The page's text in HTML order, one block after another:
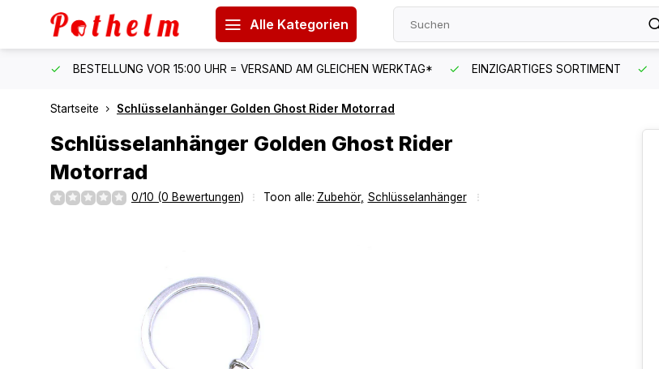
Alle Kategorien
BESTELLUNG VOR 15:00 UHR = VERSAND AM GLEICHEN WERKTAG* EINZIGARTIGES SORTIMENT
Startseite Schlüsselanhänger Golden Ghost Rider Motorrad
Schlüsselanhänger Golden Ghost Rider
Motorrad
0/10 (0 Bewertungen) Toon alle: Zubehör, Schlüsselanhänger